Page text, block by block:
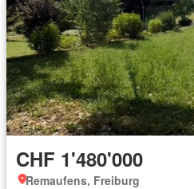
CHF 1'480'000
Remaufens, Freiburg